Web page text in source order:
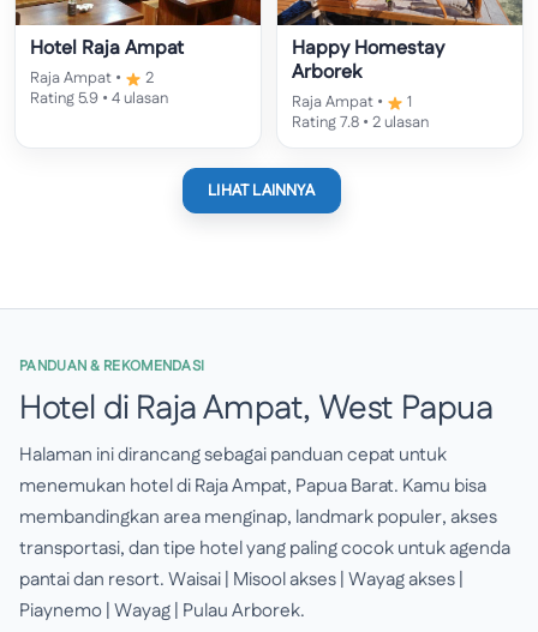
Hotel Raja Ampat
Raja Ampat •
2
Rating 5.9 • 4 ulasan
Happy Homestay
Arborek
Raja Ampat •
1
Rating 7.8 • 2 ulasan
LIHAT LAINNYA
PANDUAN & REKOMENDASI
Hotel di Raja Ampat, West Papua
Halaman ini dirancang sebagai panduan cepat untuk
menemukan hotel di Raja Ampat, Papua Barat. Kamu bisa
membandingkan area menginap, landmark populer, akses
transportasi, dan tipe hotel yang paling cocok untuk agenda
pantai dan resort. Waisai | Misool akses | Wayag akses |
Piaynemo | Wayag | Pulau Arborek.